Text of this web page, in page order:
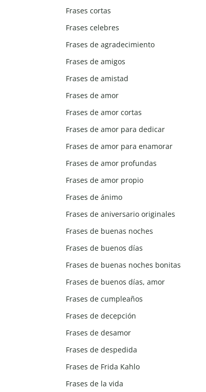
Frases cortas
Frases celebres
Frases de agradecimiento
Frases de amigos
Frases de amistad
Frases de amor
Frases de amor cortas
Frases de amor para dedicar
Frases de amor para enamorar
Frases de amor profundas
Frases de amor propio
Frases de ánimo
Frases de aniversario originales
Frases de buenas noches
Frases de buenos días
Frases de buenas noches bonitas
Frases de buenos días, amor
Frases de cumpleaños
Frases de decepción
Frases de desamor
Frases de despedida
Frases de Frida Kahlo
Frases de la vida